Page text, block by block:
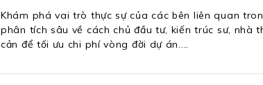
Khám phá vai trò thực sự của các bên liên quan
phân tích sâu về cách chủ đầu tư, kiến trúc sư, nhà
cản để tối ưu chi phí vòng đời dự án.